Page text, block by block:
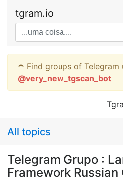
tgram.io
☂️ Find groups of Telegram
@very_new_tgscan_bot
All topics
Telegram Grupo :
Framework